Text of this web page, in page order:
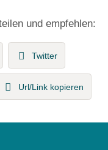
und empfehlen:
Twitter
Url/Link kopieren